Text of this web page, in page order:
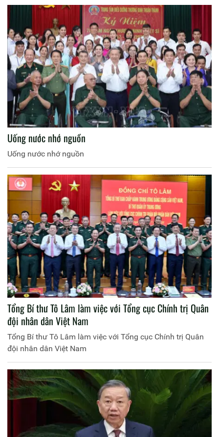
Uống nước nhớ nguồn
Uống nước nhớ nguồn
Tổng Bí thư Tô Lâm làm việc với Tổng cục Chính trị Quân
đội nhân dân Việt Nam
Tổng Bí thư Tô Lâm làm việc với Tổng cục Chính trị Quân
đội nhân dân Việt Nam